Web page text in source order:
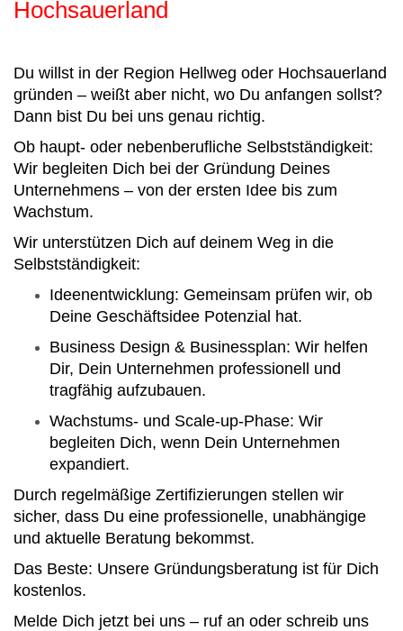
Hochsauerland
Du willst in der Region Hellweg oder Hochsauerland
gründen – weißt aber nicht, wo Du anfangen sollst?
Dann bist Du bei uns genau richtig.
Ob haupt- oder nebenberufliche Selbstständigkeit:
Wir begleiten Dich bei der Gründung Deines
Unternehmens – von der ersten Idee bis zum
Wachstum.
Wir unterstützen Dich auf deinem Weg in die
Selbstständigkeit:
Ideenentwicklung: Gemeinsam prüfen wir, ob
Deine Geschäftsidee Potenzial hat.
Business Design & Businessplan: Wir helfen
Dir, Dein Unternehmen professionell und
tragfähig aufzubauen.
Wachstums- und Scale-up-Phase: Wir
begleiten Dich, wenn Dein Unternehmen
expandiert.
Durch regelmäßige Zertifizierungen stellen wir
sicher, dass Du eine professionelle, unabhängige
und aktuelle Beratung bekommst.
Das Beste: Unsere Gründungsberatung ist für Dich
kostenlos.
Melde Dich jetzt bei uns – ruf an oder schreib uns